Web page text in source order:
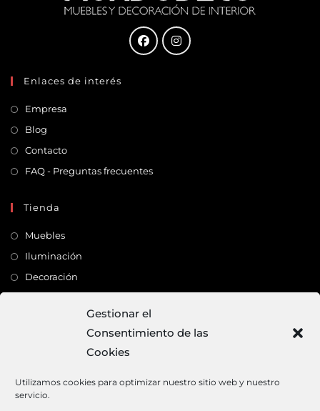
Gestionar el
Consentimiento de las
Cookies
Utilizamos cookies para optimizar nuestro sitio web y nuestro
servicio.
Enlaces de interés
Empresa
Blog
Contacto
FAQ - Preguntas frecuentes
Tienda
Muebles
Iluminación
Decoración
Tlf: 682 363 503
Email: mundodeco@mundodeco.com